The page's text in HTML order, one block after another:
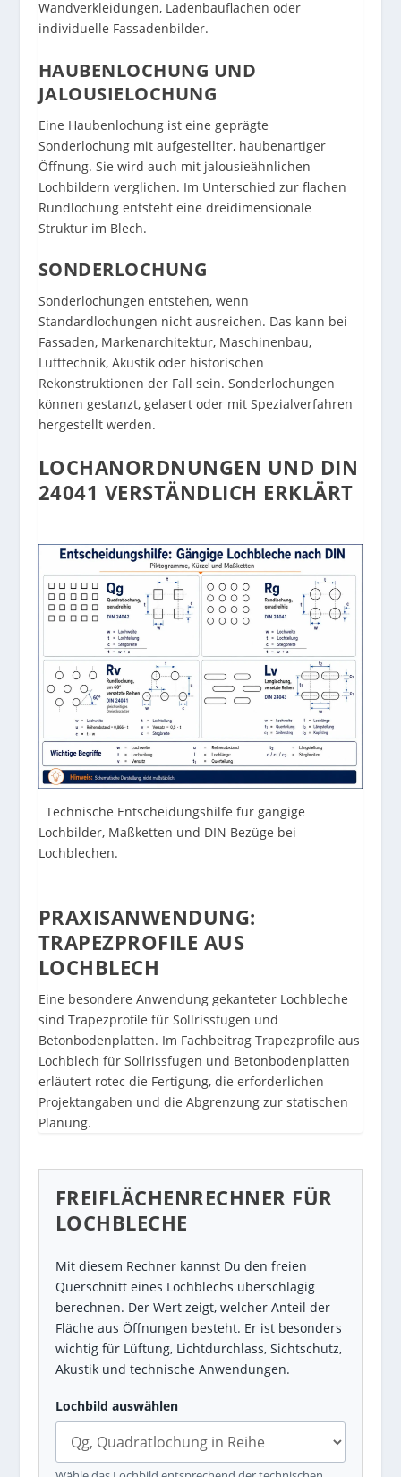
Wandverkleidungen, Ladenbauflächen oder
individuelle Fassadenbilder.
HAUBENLOCHUNG UND
JALOUSIELOCHUNG
Eine Haubenlochung ist eine geprägte
Sonderlochung mit aufgestellter, haubenartiger
Öffnung. Sie wird auch mit jalousieähnlichen
Lochbildern verglichen. Im Unterschied zur flachen
Rundlochung entsteht eine dreidimensionale
Struktur im Blech.
SONDERLOCHUNG
Sonderlochungen entstehen, wenn
Standardlochungen nicht ausreichen. Das kann bei
Fassaden, Markenarchitektur, Maschinenbau,
Lufttechnik, Akustik oder historischen
Rekonstruktionen der Fall sein. Sonderlochungen
können gestanzt, gelasert oder mit Spezialverfahren
hergestellt werden.
LOCHANORDNUNGEN UND DIN
24041 VERSTÄNDLICH ERKLÄRT
Technische Entscheidungshilfe für gängige
Lochbilder, Maßketten und DIN Bezüge bei
Lochblechen.
PRAXISANWENDUNG:
TRAPEZPROFILE AUS
LOCHBLECH
Eine besondere Anwendung gekanteter Lochbleche
sind Trapezprofile für Sollrissfugen und
Betonbodenplatten. Im Fachbeitrag Trapezprofile aus
Lochblech für Sollrissfugen und Betonbodenplatten
erläutert rotec die Fertigung, die erforderlichen
Projektangaben und die Abgrenzung zur statischen
Planung.
FREIFLÄCHENRECHNER FÜR
LOCHBLECHE
Mit diesem Rechner kannst Du den freien
Querschnitt eines Lochblechs überschlägig
berechnen. Der Wert zeigt, welcher Anteil der
Fläche aus Öffnungen besteht. Er ist besonders
wichtig für Lüftung, Lichtdurchlass, Sichtschutz,
Akustik und technische Anwendungen.
Lochbild auswählen